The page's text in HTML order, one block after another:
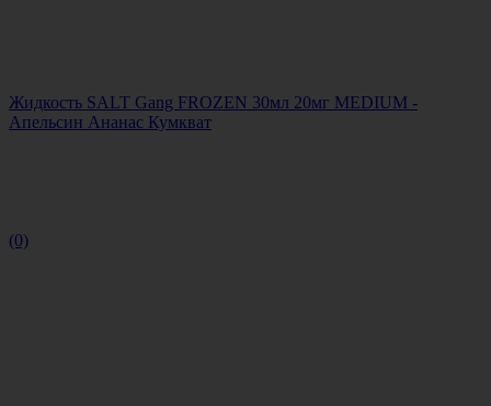
Жидкость SALT Gang FROZEN 30мл 20мг MEDIUM -
Апельсин Ананас Кумкват
(0)